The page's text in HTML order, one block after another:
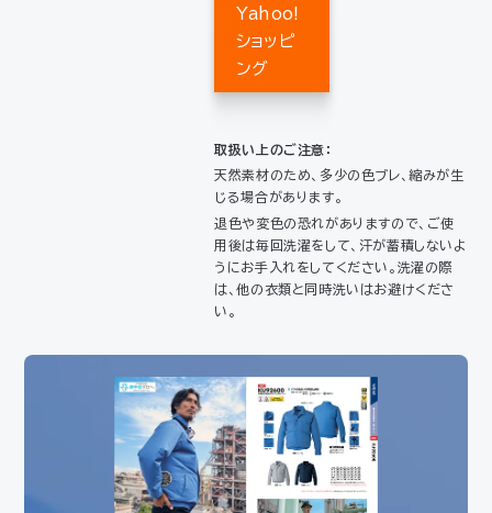
Yahoo!
ショッピ
ング
取扱い上のご注意：
天然素材のため、多少の色ブレ、縮みが生
じる場合があります。
退色や変色の恐れがありますので、ご使
用後は毎回洗濯をして、汗が蓄積しないよ
うにお手入れをしてください。洗濯の際
は、他の衣類と同時洗いはお避けくださ
い。